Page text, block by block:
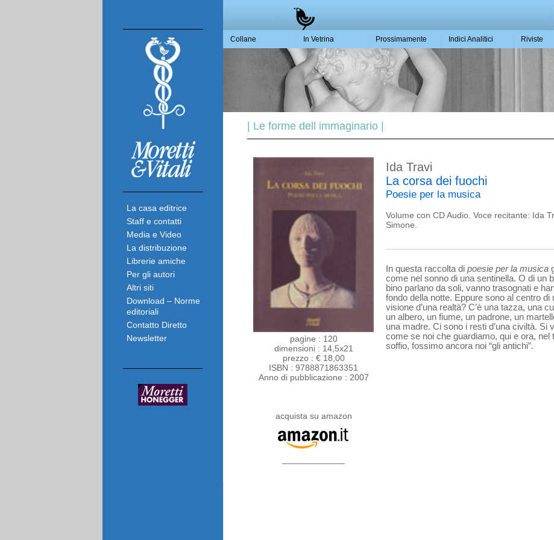
La casa editrice
Staff e contatti
Media e Video
La distribuzione
Librerie amiche
Per gli autori
Altri siti
Download – Norme
editoriali
Contatto Diretto
Newsletter
Collane In Vetrina Prossimamente Indici Analitici Riviste
| Le forme dell immaginario |
pagine : 120
dimensioni : 14,5x21
prezzo : € 18,00
ISBN : 9788871863351
Anno di pubblicazione : 2007
acquista su amazon
Ida Travi
La corsa dei fuochi
Poesie per la musica
Volume con CD Audio. Voce recitante: Ida
Simone.
In questa raccolta di poesie per la musica
come nel sonno di una sentinella. O di un
bino parlano da soli, vanno traso­gnati e
fondo della notte. Eppure sono al centro di
visione d’una realtà? C’è una tazza, una
un albero, un fiume, un padrone, un
una madre. Ci sono i resti d’una civiltà. Si
come se noi che guardiamo, qui e ora,
sof­fio, fossimo ancora noi “gli antichi”.